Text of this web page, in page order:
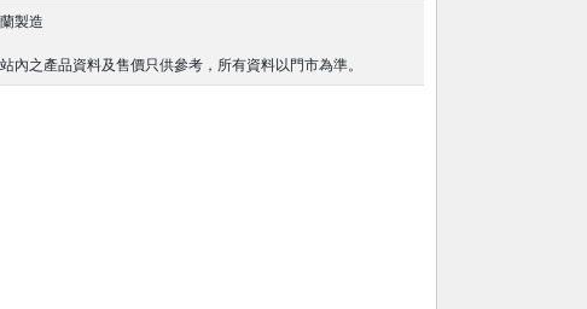
製造
內之產品資料及售價只供參考，所有資料以門市為準。